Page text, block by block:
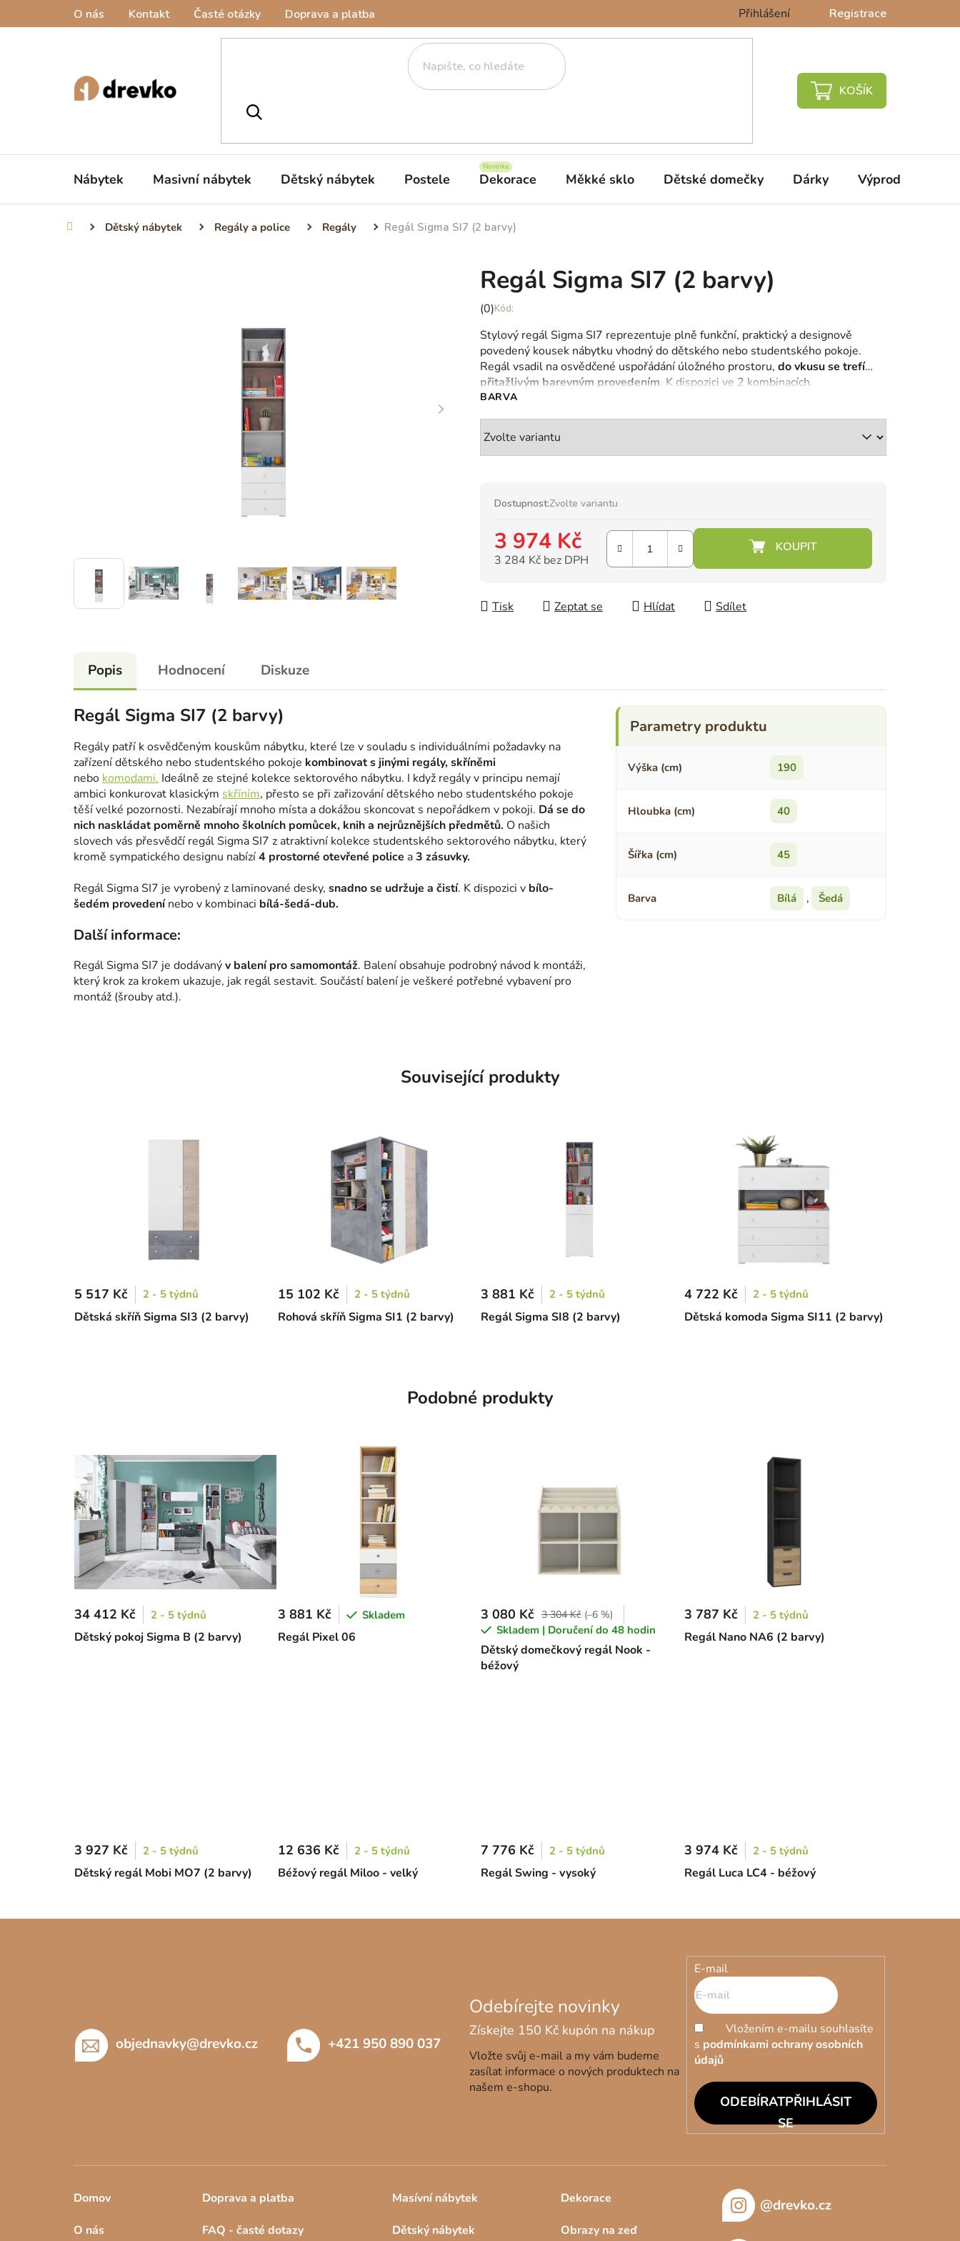
O nás Kontakt Časté otázky Doprava a platba Přihlášení Registrace
NÁKUPNÍ
Nábytek Masivní nábytek Dětský nábytek Postele Dekorace Měkké sklo Dětské domečky Dárky Výprodej %
Domů Dětský nábytek Regály a police Regály Regál Sigma SI7 (2 barvy)
Regál Sigma SI7 (2 barvy)
Průměrné
produktu
je
0,0
z
5
hvězdiček.
(0)
Stylový regál Sigma SI7 reprezentuje plně funkční, praktický a designově
povedený kousek nábytku vhodný do dětského nebo studentského pokoje.
Regál vsadil na osvědčené uspořádání úložného prostoru, do vkusu se trefí
přitažlivým barevným provedením. K dispozici ve 2 kombinacích.
BARVA
Dostupnost:Zvolte variantu
3 974 Kč
3 284 Kč bez DPH
Tisk
Zeptat se Hlídat Sdílet
Popis Hodnocení Diskuze
Regál Sigma SI7 (2 barvy)
Regály patří k osvědčeným kouskům nábytku, které lze v souladu s individuálními požadavky na
zařízení dětského nebo studentského pokoje kombinovat s jinými regály, skříněmi
nebo komodami. Ideálně ze stejné kolekce sektorového nábytku. I když regály v principu nemají
ambici konkurovat klasickým skříním, přesto se při zařizování dětského nebo studentského pokoje
těší velké pozornosti. Nezabírají mnoho místa a dokážou skoncovat s nepořádkem v pokoji. Dá se do
nich naskládat poměrně mnoho školních pomůcek, knih a nejrůznějších předmětů. O našich
slovech vás přesvědčí regál Sigma SI7 z atraktivní kolekce studentského sektorového nábytku, který
kromě sympatického designu nabízí4 prostorné otevřené police a3 zásuvky.
Regál Sigma SI7 je vyrobený z laminované desky, snadno se udržuje a čistí. K dispozici v bílo-
šedém provedenínebo v kombinaci bílá-šedá-dub.
Další informace:
Regál Sigma SI7 je dodávanýv balení pro samomontáž. Balení obsahuje podrobný návod k montáži,
který krok za krokem ukazuje, jak regál sestavit. Součástí balení je veškeré potřebné vybavení pro
montáž (šrouby atd.).
Výška (cm) 190
Hloubka (cm) 40
Šířka (cm) 45
Barva Bílá , Šedá
Související produkty
Dětská skříň Sigma SI3 (2 barvy)
5 517 Kč 2 - 5 týdnů
Rohová skříň Sigma SI1 (2 barvy)
15 102 Kč 2 - 5 týdnů
Regál Sigma SI8 (2 barvy)
3 881 Kč 2 - 5 týdnů
Dětská komoda Sigma SI11 (2 barvy)
4 722 Kč 2 - 5 týdnů
Podobné produkty
Dětský pokoj Sigma B (2 barvy)
34 412 Kč 2 - 5 týdnů
Regál Pixel 06
3 881 Kč Skladem
Dětský domečkový regál Nook -
béžový
3 080 Kč 3 304 Kč (–6 %)
Skladem | Doručení do 48 hodin Regál Nano NA6 (2 barvy)
3 787 Kč 2 - 5 týdnů
Dětský regál Mobi MO7 (2 barvy)
3 927 Kč 2 - 5 týdnů
Béžový regál Miloo - velký
12 636 Kč 2 - 5 týdnů
Regál Swing - vysoký
7 776 Kč 2 - 5 týdnů
Regál Luca LC4 - béžový
3 974 Kč 2 - 5 týdnů
objednavky@drevko.cz +421 950 890 037
Vložte svůj e-mail a my vám budeme
zasílat informace o nových produktech na
našem e-shopu.
E-mail
Vložením e-mailu souhlasíte
s podmínkami ochrany osobních
údajů
PŘIHLÁSIT
SE
Domov
O nás
Doprava a platba
FAQ - časté dotazy
Masívní nábytek
Dětský nábytek
Dekorace
Obrazy na zeď
@drevko.cz